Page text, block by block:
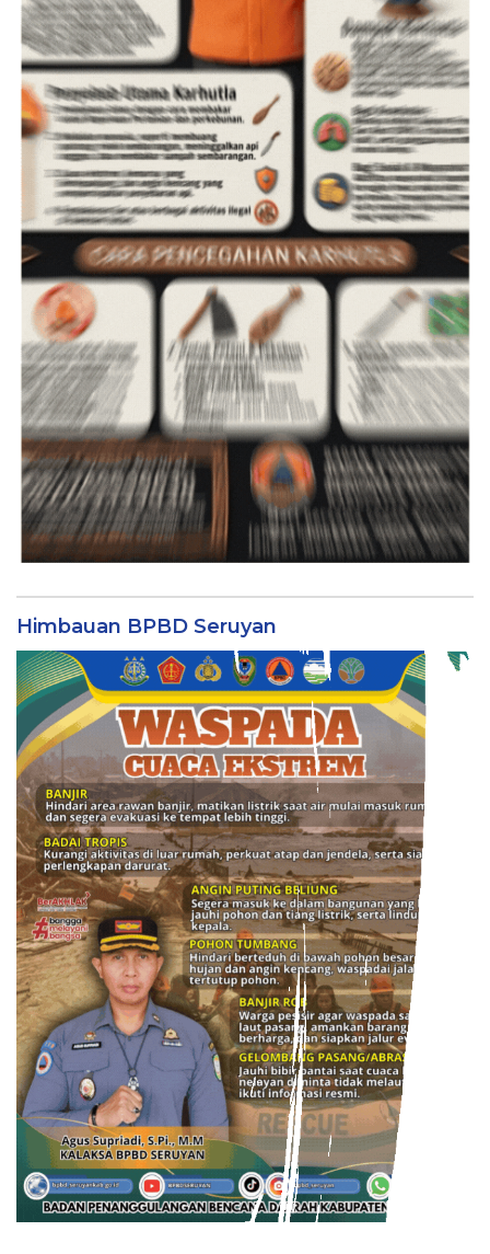
Himbauan BPBD Seruyan